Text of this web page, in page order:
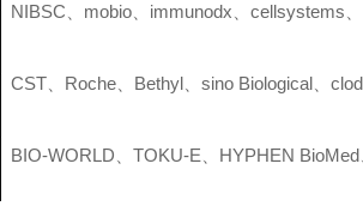
NIBSC mobio immunodx 、cellsystems
CST Roche Bethyl 、sino Biological 、
BIO-WORLD 、TOKU-E HYPHEN BioMed